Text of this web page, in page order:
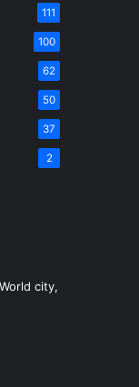
111
100
62
50
37
2
city,